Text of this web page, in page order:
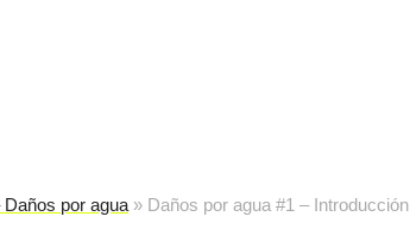
por agua » Daños por agua #1 – Introducción